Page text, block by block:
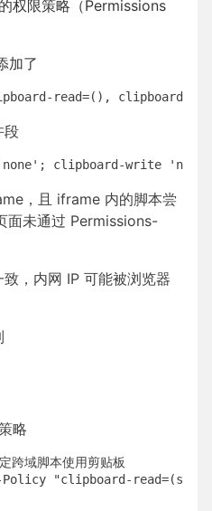
权限策略（Permissions
加了
read=(), clipboard-
段
clipboard-write
，且 iframe 内的脚本尝
面未通过 Permissions-
致，内网 IP 可能被浏览器
略
跨域脚本使用剪贴板
Policy "clipboard-